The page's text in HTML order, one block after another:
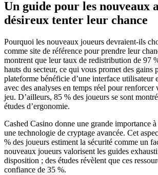
Un guide pour les nouveaux
désireux tenter leur chance
Pourquoi les nouveaux joueurs devraient-ils
comme site de référence pour prendre leur
montrent que leur taux de redistribution de 97
hauts du secteur, ce qui vous promet des gains
plateforme bénéficie d’une interface utilisateur
avec des analyses en temps réel pour renforcer
jeu. D’ailleurs, 85 % des joueurs se sont
études d’ergonomie.
Cashed Casino donne une grande importance
une technologie de cryptage avancée. Cet
% des joueurs estiment la sécurité comme un
nouveaux joueurs valorisent les guides
disposition ; des études révèlent que ces
confiance de 35 %.